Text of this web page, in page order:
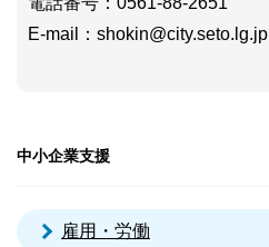
E-mail：shokin@city.seto.lg.jp
中小企業支援
雇用・労働